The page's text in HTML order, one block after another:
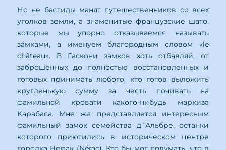
Но не бастиды манят путешественников со всех
уголков земли, а знаменитые французские шато,
которые мы упорно отказываемся называть
зáмками, а именуем благородным словом «le
château». В Гаскони замков хоть отбавляй, от
заброшенных до полностью восстановленных и
готовых принимать любого, кто готов выложить
кругленькую сумму за честь почивать на
фамильной кровати какого-нибудь маркиза
Карабаса. Мне же представляется интересным
фамильный замок семейства д´Альбре, останки
которого приютились в историческом центре